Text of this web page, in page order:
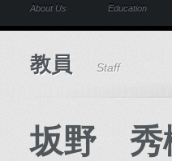
About Us Education
教員 Staff
坂野 秀